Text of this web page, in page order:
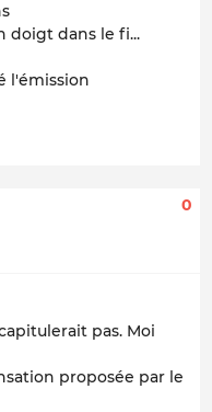
doigt dans le fi...
l'émission
0
pas. Moi
proposée par le